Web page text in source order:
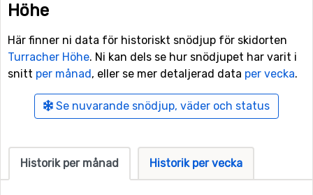
Höhe
Här finner ni data för historiskt snödjup för skidorten
Turracher Höhe. Ni kan dels se hur snödjupet har varit i
snitt per månad, eller se mer detaljerad data per vecka.
Se nuvarande snödjup, väder och status
Historik per månad Historik per vecka